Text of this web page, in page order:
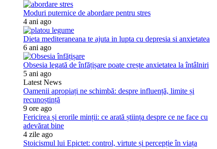
Moduri puternice de abordare pentru stres
4 ani ago
Dieta mediteraneana te ajuta in lupta cu depresia si anxietatea
6 ani ago
Obsesia legată de înfățișare poate crește anxietatea la întâlniri
5 ani ago
Latest News
Oamenii apropiați ne schimbă: despre influență, limite și
recunoștință
9 ore ago
Fericirea și erorile minții: ce arată știința despre ce ne face cu
adevărat bine
4 zile ago
Stoicismul lui Epictet: control, virtute și percepție în viața